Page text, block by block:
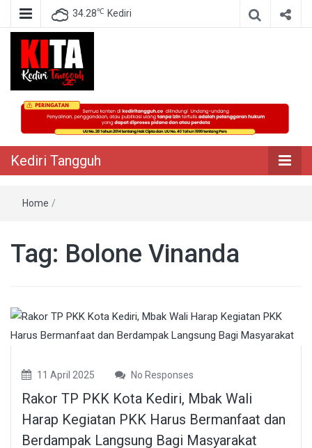
34.28℃ Kediri
Kediri Tangguh
Berita Akurat Terpercaya
Kediri Tangguh
Home /
Tag: Bolone Vinanda
11 April 2025 No Responses
Rakor TP PKK Kota Kediri, Mbak Wali
Harap Kegiatan PKK Harus Bermanfaat dan
Berdampak Langsung Bagi Masyarakat